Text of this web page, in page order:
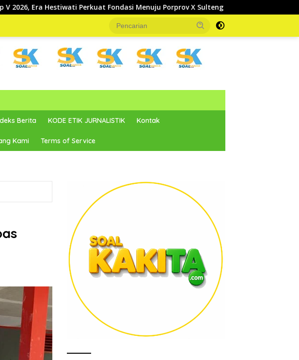
Fondasi Menuju Porprov X Sulteng Bupati Parigi Moutong Dorong
Berita KODE ETIK JURNALISTIK Kontak
Kami Terms of Service